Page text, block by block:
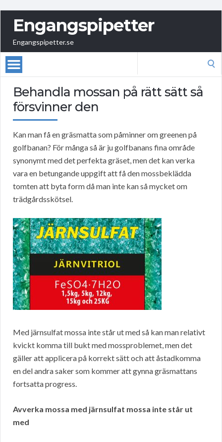
Engangspipetter
Engangspipetter.se
Behandla mossan på rätt sätt så
försvinner den
Kan man få en gräsmatta som påminner om greenen på
golfbanan? För många så är ju golfbanans fina område
synonymt med det perfekta gräset, men det kan verka
vara en betungande uppgift att få den mossbeklädda
tomten att byta form då man inte kan så mycket om
trädgårdsskötsel.
Med järnsulfat mossa inte står ut med så kan man relativt
kvickt komma till bukt med mossproblemet, men det
gäller att applicera på korrekt sätt och att åstadkomma
en del andra saker som kommer att gynna gräsmattans
fortsatta progress.
Avverka mossa med järnsulfat mossa inte står ut
med